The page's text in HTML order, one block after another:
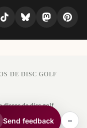
Send feedback –
DE DISC GOLF
discos de disc golf